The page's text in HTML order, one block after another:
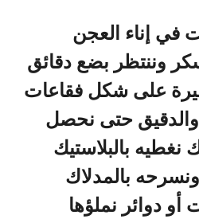
في إناء العجن
وننتظر بضع دقائق
على شكل فقاعات
حتى نحصل
بالبلاستيك
دقائق ونسرحه بالمدلاك
دوائر نملؤها